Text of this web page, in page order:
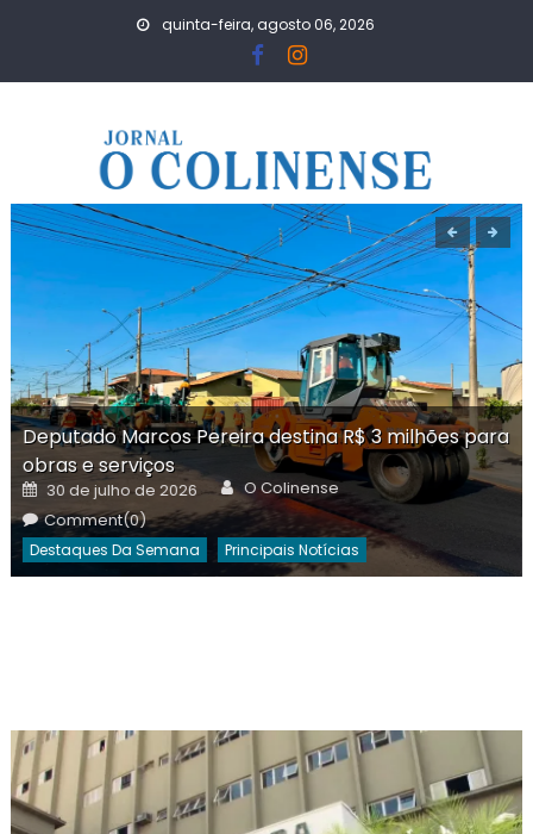
quinta-feira, agosto 06, 2026
Deputado Marcos Pereira destina R$ 3 milhões para
obras e serviços
Posted
on
30 de julho de 2026 Author
O Colinense
Comment(0)
Destaques Da Semana Principais Notícias